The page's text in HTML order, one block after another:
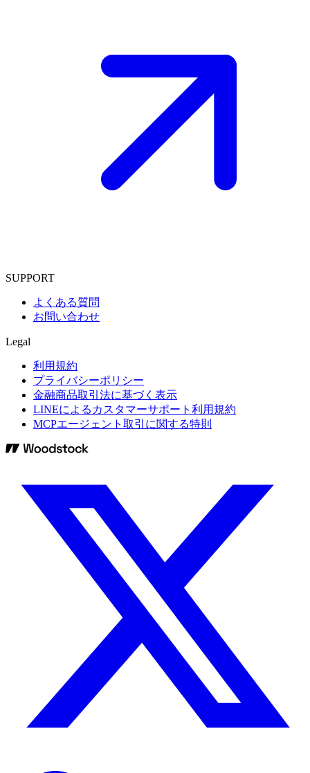
SUPPORT
よくある質問
お問い合わせ
Legal
利用規約
プライバシーポリシー
金融商品取引法に基づく表示
LINEによるカスタマーサポート利用規約
MCPエージェント取引に関する特則